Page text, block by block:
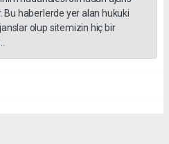
Bu haberlerde yer alan hukuki
olup sitemizin hiç bir